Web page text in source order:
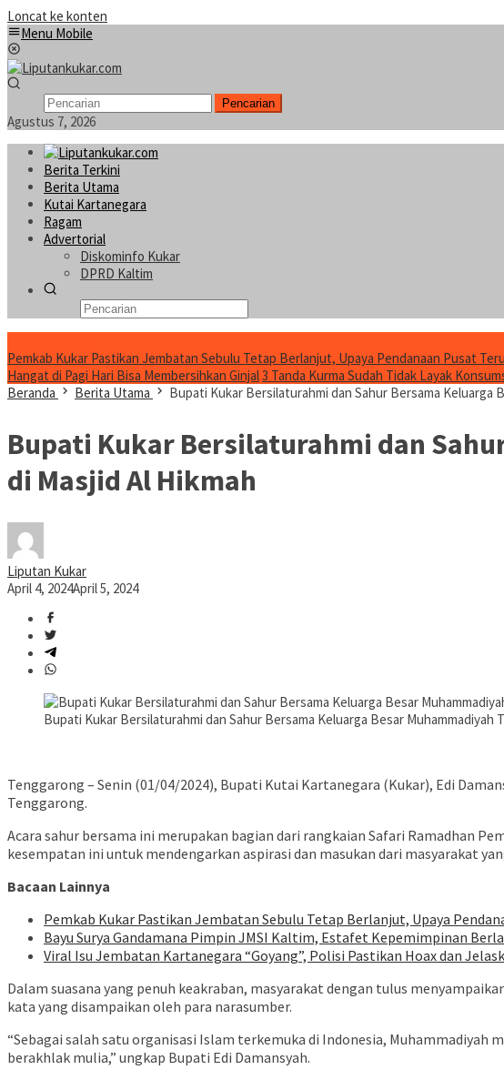
Loncat ke konten
Menu Mobile
Pencarian
Agustus 7, 2026
Berita Terkini
Berita Utama
Kutai Kartanegara
Ragam
Advertorial
Diskominfo Kukar
DPRD Kaltim
Pemkab Kukar Pastikan Jembatan Sebulu Tetap Berlanjut, Upaya Pendanaan Pusat
Hangat di Pagi Hari Bisa Membersihkan Ginjal3 Tanda Kurma Sudah Tidak Layak
Beranda
Berita Utama Bupati Kukar Bersilaturahmi dan Sahur Bersama Keluarga
Bupati Kukar Bersilaturahmi dan
di Masjid Al Hikmah
Liputan Kukar
April 4, 2024April 5, 2024
Bupati Kukar Bersilaturahmi dan Sahur Bersama Keluarga Besar Muhammadiyah
Tenggarong – Senin (01/04/2024), Bupati Kutai Kartanegara (Kukar), Edi
Tenggarong.
Acara sahur bersama ini merupakan bagian dari rangkaian Safari Ramadhan
kesempatan ini untuk mendengarkan aspirasi dan masukan dari masyarakat
Bacaan Lainnya
Pemkab Kukar Pastikan Jembatan Sebulu Tetap Berlanjut, Upaya
Bayu Surya Gandamana Pimpin JMSI Kaltim, Estafet Kepemimpinan
Viral Isu Jembatan Kartanegara “Goyang”, Polisi Pastikan Hoax dan
Dalam suasana yang penuh keakraban, masyarakat dengan tulus
kata yang disampaikan oleh para narasumber.
“Sebagai salah satu organisasi Islam terkemuka di Indonesia,
berakhlak mulia,” ungkap Bupati Edi Damansyah.